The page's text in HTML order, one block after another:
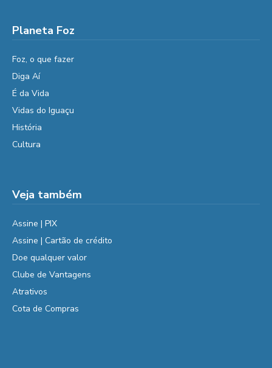
Planeta Foz
Foz, o que fazer
Diga Aí
É da Vida
Vidas do Iguaçu
História
Cultura
Veja também
Assine | PIX
Assine | Cartão de crédito
Doe qualquer valor
Clube de Vantagens
Atrativos
Cota de Compras